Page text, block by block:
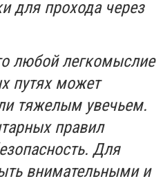
для прохода через
любой легкомыслие
путях может
тяжелым увечьем.
правил
Для
внимательными и